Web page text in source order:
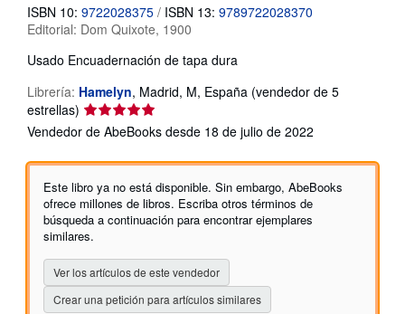
ISBN 10: 9722028375 / ISBN 13: 9789722028370
Editorial: Dom Quixote, 1900
Usado Encuadernación de tapa dura
Librería: Hamelyn, Madrid, M, España (vendedor de 5
estrellas) Calificación
del
5
5
estrellas
Vendedor de AbeBooks desde 18 de julio de 2022
Este libro ya no está disponible. Sin embargo, AbeBooks
ofrece millones de libros. Escriba otros términos de
búsqueda a continuación para encontrar ejemplares
similares.
Ver los artículos de este vendedor
Crear una petición para artículos similares